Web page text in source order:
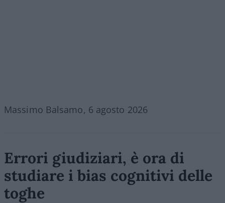
Massimo Balsamo, 6 agosto 2026
Errori giudiziari, è ora di
studiare i bias cognitivi delle
toghe